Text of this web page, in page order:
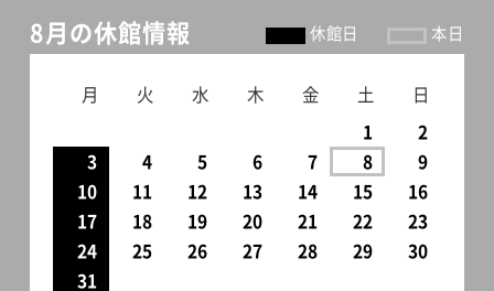
とに～さんによる作品鑑賞ワ
ークショップ】日時：2023年8
月22日（火）13:30～16:30場
所：世田谷美術館 講堂講師：
アートテラー・とに～氏参加
者：区立小学校美術担当教諭
11名、大学生インターン3名、
鑑賞リーダー26名、当館普及
8月の休館情報 休館日 本日
月 火 水 木 金 土 日
1
2
3
4 5 6 7 8
9
10
11 12 13 14 15
16
17
18 19 20 21 22
23
24
25 26 27 28 29
30
31